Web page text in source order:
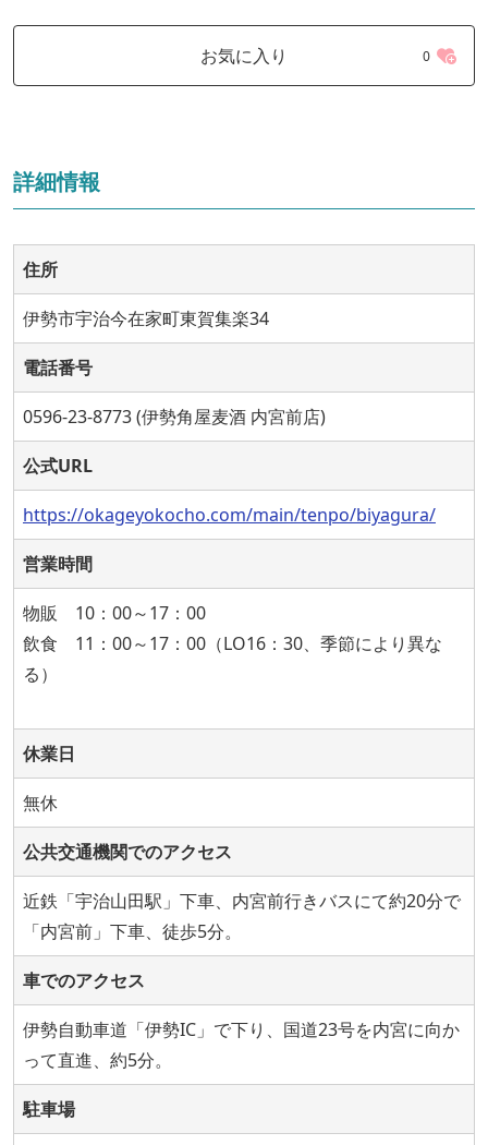
お気に入り 0
詳細情報
住所
伊勢市宇治今在家町東賀集楽34
電話番号
0596-23-8773 (伊勢角屋麦酒 内宮前店)
公式URL
https://okageyokocho.com/main/tenpo/biyagura/
営業時間
物販 10：00～17：00
飲食 11：00～17：00（LO16：30、季節により異な
る）
休業日
無休
公共交通機関でのアクセス
近鉄「宇治山田駅」下車、内宮前行きバスにて約20分で
「内宮前」下車、徒歩5分。
車でのアクセス
伊勢自動車道「伊勢IC」で下り、国道23号を内宮に向か
って直進、約5分。
駐車場